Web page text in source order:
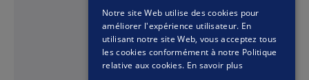
Lire
Notre site Web utilise des cookies pour
améliorer l'expérience utilisateur. En
utilisant notre site Web, vous acceptez tous
les cookies conformément à notre Politique
relative aux cookies. En savoir plus